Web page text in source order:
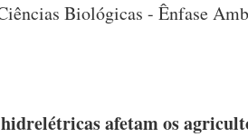
Biológicas - Ênfase
afetam os